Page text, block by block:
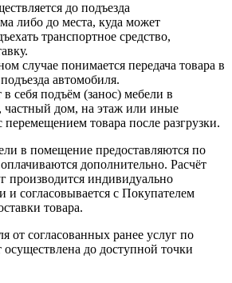
до подъезда
либо до места, куда может
транспортное средство,
случае понимается передача товара в
автомобиля.
себя подъём (занос) мебели в
частный дом, на этаж или иные
перемещением товара после разгрузки.
в помещение предоставляются по
дополнительно. Расчёт
производится индивидуально
согласовывается с Покупателем
товара.
от согласованных ранее услуг по
осуществлена до доступной точки